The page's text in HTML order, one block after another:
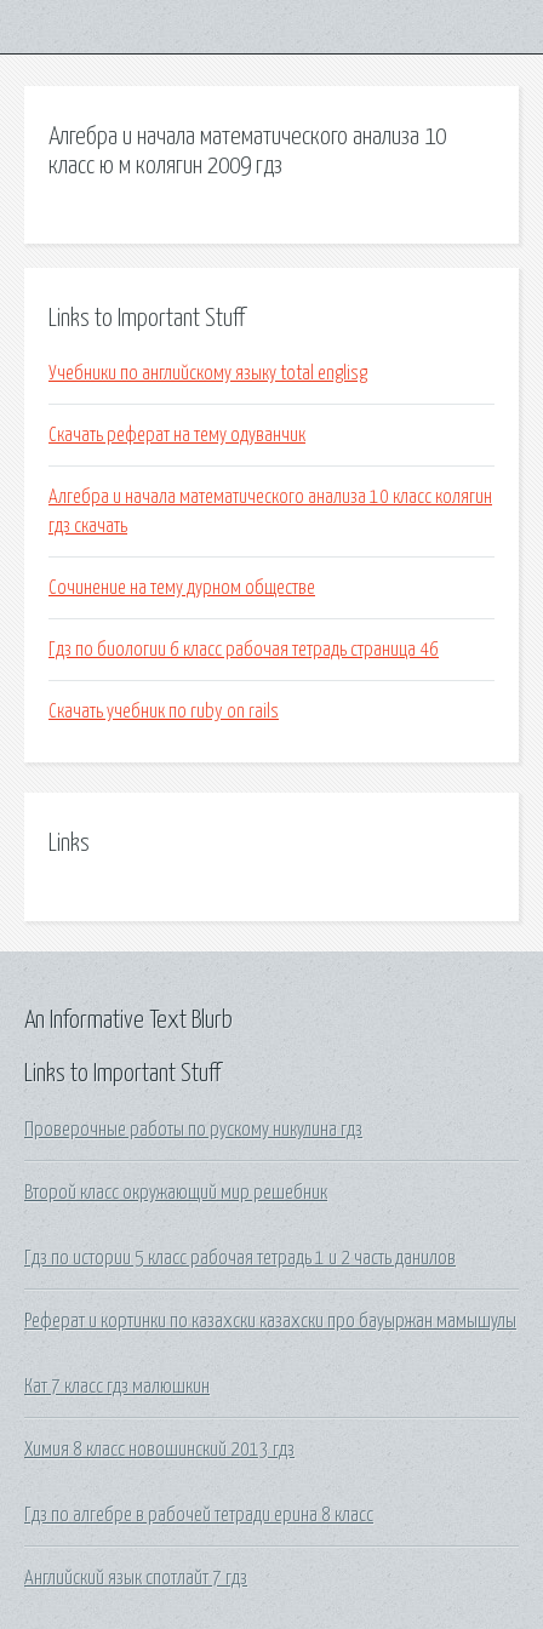
Алгебра и начала математического анализа 10
класс ю м колягин 2009 гдз
Links to Important Stuff
Учебники по английскому языку total englisg
Скачать реферат на тему одуванчик
Алгебра и начала математического анализа 10 класс колягин
гдз скачать
Сочинение на тему дурном обществе
Гдз по биологии 6 класс рабочая тетрадь страница 46
Скачать учебник по ruby on rails
Links
Links to Important Stuff
Проверочные работы по рускому никулина гдз
Второй класс окружающий мир решебник
Гдз по истории 5 класс рабочая тетрадь 1 и 2 часть данилов
Реферат и кортинки по казахски казахски про бауыржан мамышулы
Кат 7 класс гдз малюшкин
Химия 8 класс новошинский 2013 гдз
Гдз по алгебре в рабочей тетради ерина 8 класс
Английский язык спотлайт 7 гдз
An Informative Text Blurb